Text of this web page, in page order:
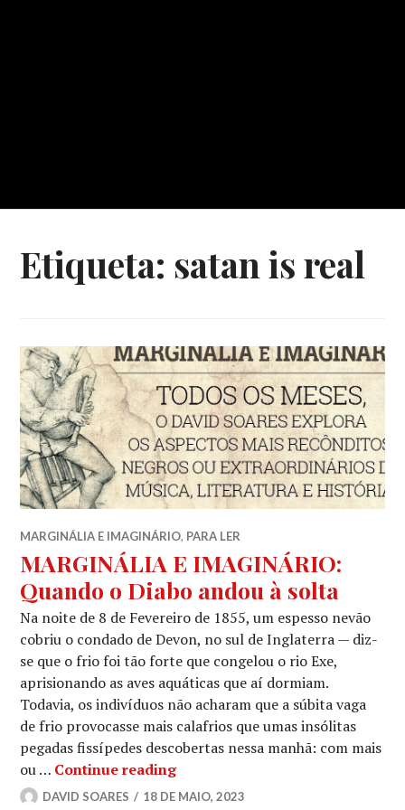
Etiqueta: satan is real
MARGINÁLIA E IMAGINÁRIO, PARA LER
MARGINÁLIA E IMAGINÁRIO:
Quando o Diabo andou à solta
Na noite de 8 de Fevereiro de 1855, um espesso nevão
cobriu o condado de Devon, no sul de Inglaterra — diz-
se que o frio foi tão forte que congelou o rio Exe,
aprisionando as aves aquáticas que aí dormiam.
Todavia, os indivíduos não acharam que a súbita vaga
de frio provocasse mais calafrios que umas insólitas
pegadas fissípedes descobertas nessa manhã: com mais
ou … Continue readingMARGINÁLIA E IMAGINÁRIO:
DAVID SOARES 18 DE MAIO, 2023